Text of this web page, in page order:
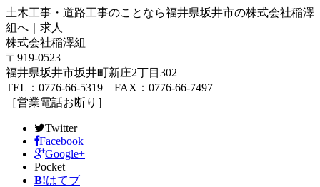
土木工事・道路工事のことなら福井県坂井市の株式会社稲澤
組へ｜求人
株式会社稲澤組
〒919-0523
福井県坂井市坂井町新庄2丁目302
TEL：0776-66-5319 FAX：0776-66-7497
［営業電話お断り］
Twitter
Facebook
Google+
Pocket
B!はてブ